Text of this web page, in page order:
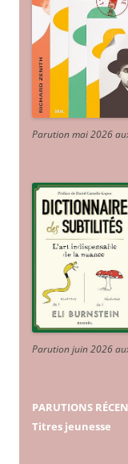
Parution mai 2026
Parution juin 2026
PARUTIONS
Titres jeunesse